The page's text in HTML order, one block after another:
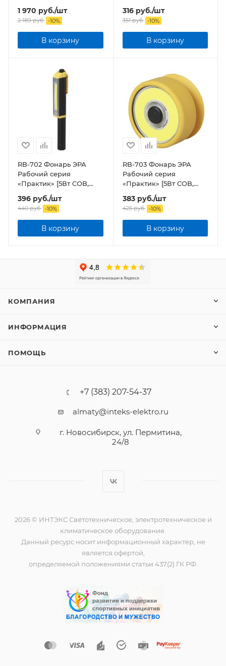
1 970 руб./шт
2 189руб. -10%
В корзину
3xAA, крючок, магнит,
бл]
316руб./шт
351руб. -10%
В корзину
RB-702 Фонарь ЭРА
Рабочий серия
«Практик» [5Вт COB,
3xAAA, Al корпус,
крючок, магнит, бл]
396 руб./шт
440руб. -10%
В корзину
RB-703 Фонарь ЭРА
Рабочий серия
«Практик» [5Вт COB,
3xAAA, присоска, бл]
383руб./шт
425руб. -10%
В корзину
КОМПАНИЯ
ИНФОРМАЦИЯ
ПОМОЩЬ
+7 (383) 207-54-37
almaty@inteks-elektro.ru
г. Новосибирск, ул. Пермитина,
24/8
2026 © ИНТЭКС Светотехническое, электротехническое и
климатическое оборудование.
Данный ресурс носит информационный характер, не
является офертой,
определяемой положениями статьи 437(2) ГК РФ.